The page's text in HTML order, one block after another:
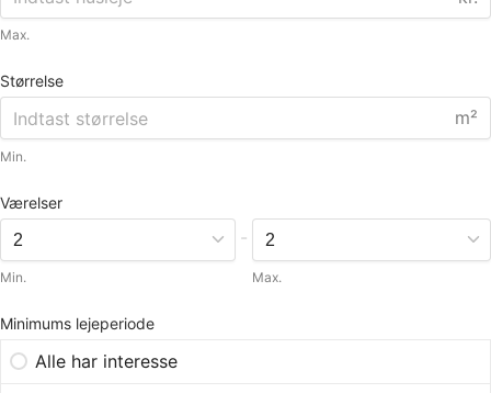
Max.
Størrelse
m²
Min.
Værelser
Min.
-
Max.
Minimums lejeperiode
Alle har interesse